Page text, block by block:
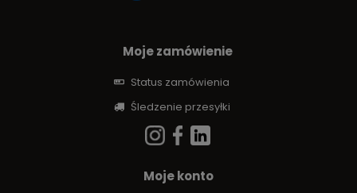
Moje zamówienie
Status zamówienia
Śledzenie przesyłki
Moje konto